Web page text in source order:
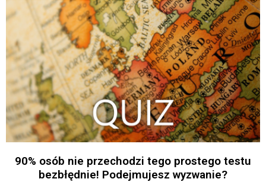
90% osób nie przechodzi tego prostego testu
bezbłędnie! Podejmujesz wyzwanie?